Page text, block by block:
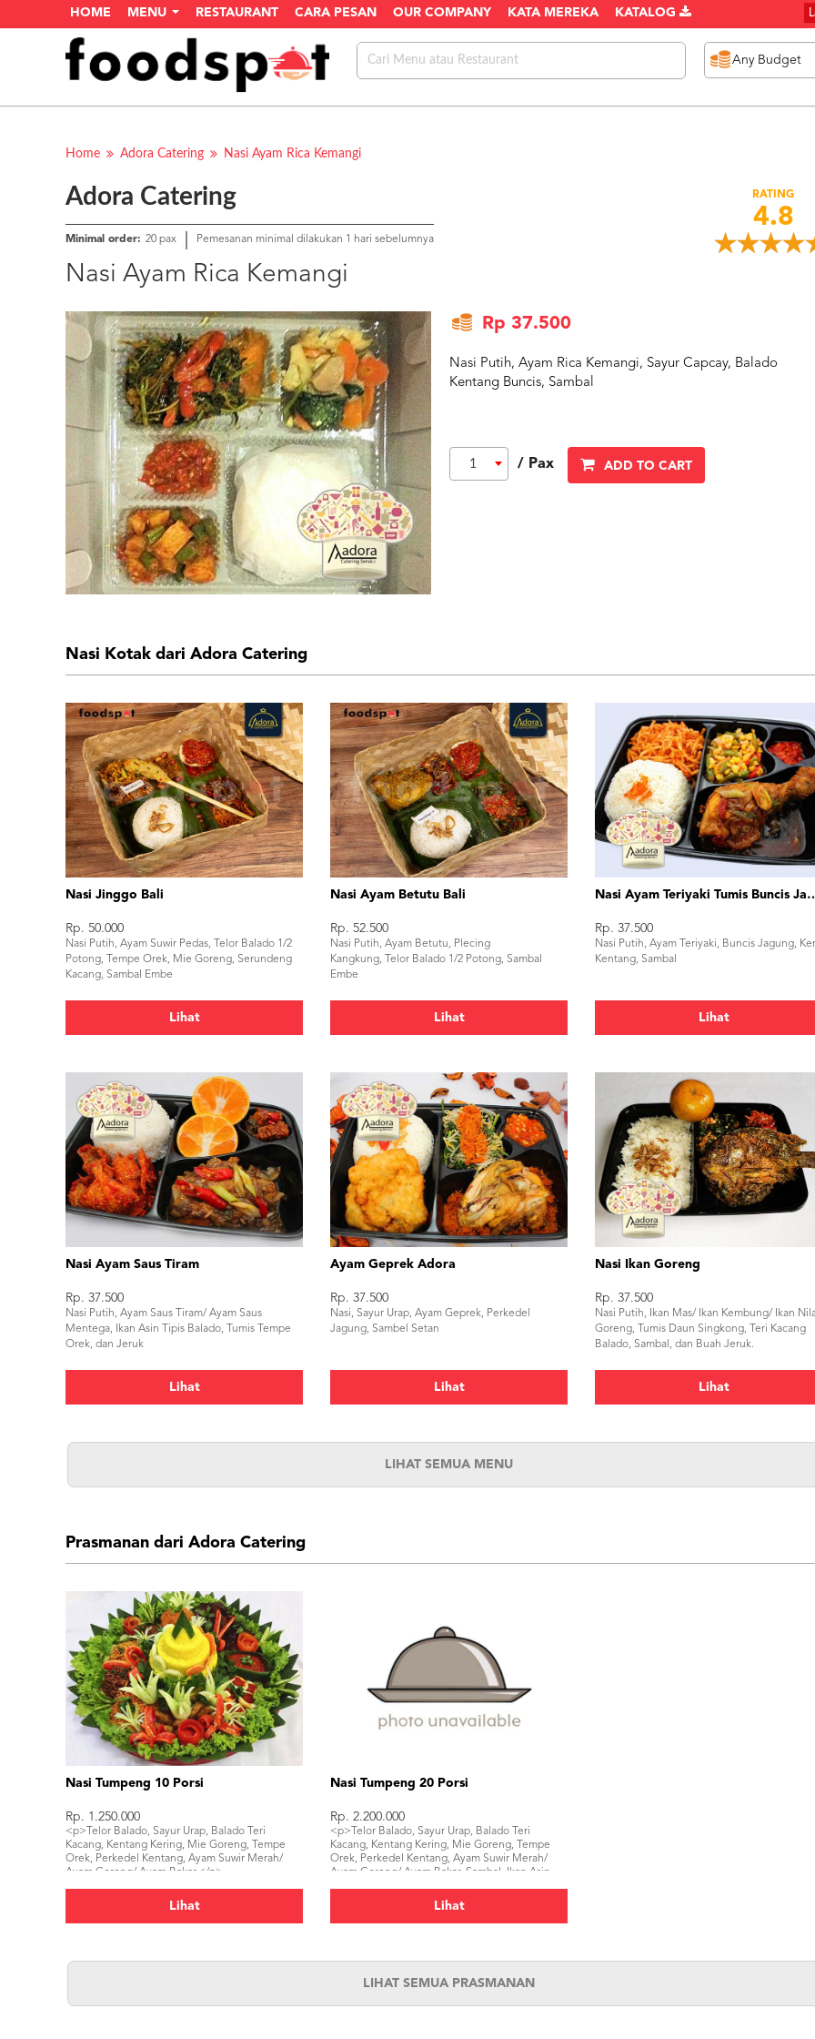
HOME MENU RESTAURANT CARA PESAN OUR COMPANY KATA MEREKA KATALOG
Home Adora Catering Nasi Ayam Rica Kemangi
Adora Catering
Minimal order: 20 pax Pemesanan minimal dilakukan 1 hari sebelumnya
Nasi Ayam Rica Kemangi
RATING
4.8
Rp 37.500
Nasi Putih, Ayam Rica Kemangi, Sayur Capcay, Balado
Kentang Buncis, Sambal
1 / Pax ADD TO CART
Nasi Kotak dari Adora Catering
Nasi Jinggo Bali
Rp. 50.000
Nasi Putih, Ayam Suwir Pedas, Telor Balado 1/2
Potong, Tempe Orek, Mie Goreng, Serundeng
Kacang, Sambal Embe
Lihat
Nasi Ayam Betutu Bali
Rp. 52.500
Nasi Putih, Ayam Betutu, Plecing
Kangkung, Telor Balado 1/2 Potong, Sambal
Embe
Lihat
Nasi Ayam
Rp. 37.500
Nasi Putih, Ayam Teriyaki, Buncis Jagung,
Kentang, Sambal
Lihat
Nasi Ayam Saus Tiram
Rp. 37.500
Nasi Putih, Ayam Saus Tiram/ Ayam Saus
Mentega, Ikan Asin Tipis Balado, Tumis Tempe
Orek, dan Jeruk
Lihat
Ayam Geprek Adora
Rp. 37.500
Nasi, Sayur Urap, Ayam Geprek, Perkedel
Jagung, Sambel Setan
Lihat
Nasi Ikan Goreng
Rp. 37.500
Nasi Putih, Ikan Mas/ Ikan Kembung/ Ikan
Goreng, Tumis Daun Singkong, Teri Kacang
Balado, Sambal, dan Buah Jeruk.
Lihat
LIHAT SEMUA MENU
Prasmanan dari Adora Catering
Nasi Tumpeng 10 Porsi
Rp. 1.250.000
<p>Telor Balado, Sayur Urap, Balado Teri
Kacang, Kentang Kering, Mie Goreng, Tempe
Orek, Perkedel Kentang, Ayam Suwir Merah/
Ayam Goreng/ Ayam Bakar,</p>
Lihat
Nasi Tumpeng 20 Porsi
Rp. 2.200.000
<p>Telor Balado, Sayur Urap, Balado Teri
Kacang, Kentang Kering, Mie Goreng, Tempe
Orek, Perkedel Kentang, Ayam Suwir Merah/
Ayam Goreng/ Ayam Bakar, Sambal, Ikan Asin,
Lihat
LIHAT SEMUA PRASMANAN